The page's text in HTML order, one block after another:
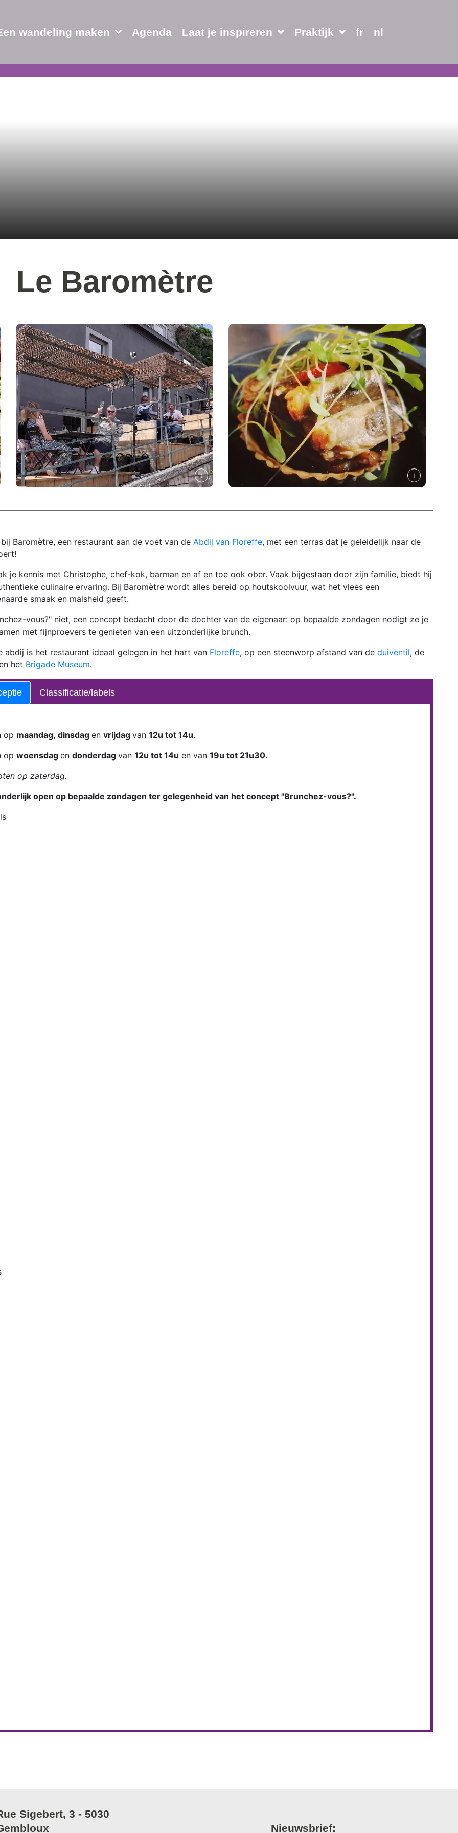
wandeling maken Agenda Laat je inspireren Praktijk fr nl
Le Baromètre
Baromètre, een restaurant aan de voet van de Abdij van Floreffe, met een terras dat je geleidelijk naar de
je kennis met Christophe, chef-kok, barman en af en toe ook ober. Vaak bijgestaan door zijn familie, biedt hij
culinaire ervaring. Bij Baromètre wordt alles bereid op houtskoolvuur, wat het vlees een
smaak en malsheid geeft.
vous?" niet, een concept bedacht door de dochter van de eigenaar: op bepaalde zondagen nodigt ze je
met fijnproevers te genieten van een uitzonderlijke brunch.
abdij is het restaurant ideaal gelegen in het hart van Floreffe, op een steenworp afstand van de duiventil, de
het Brigade Museum.
Classificatie/labels
op maandag, dinsdag en vrijdag van 12u tot 14u.
op woensdag en donderdag van 12u tot 14u en van 19u tot 21u30.
op zaterdag.
open op bepaalde zondagen ter gelegenheid van het concept "Brunchez-vous?".
Sigebert, 3 - 5030
Nieuwsbrief: